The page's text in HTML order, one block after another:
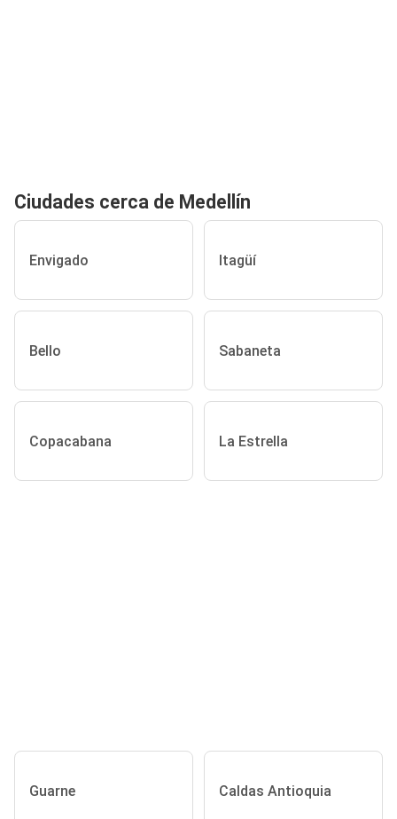
Ciudades cerca de Medellín
Envigado Itagüí
Bello Sabaneta
Copacabana La Estrella
Guarne Caldas Antioquia